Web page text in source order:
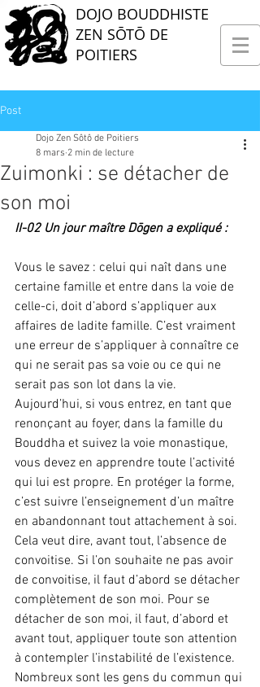
DOJO BOUDDHISTE
ZEN SŌTŌ DE
POITIERS
Post
Zuimonki : se détacher de
son moi
Dojo Zen Sôtô de Poitiers
8 mars 2 min de lecture
II-02 Un jour maître Dōgen a expliqué :
Vous le savez : celui qui naît dans une
certaine famille et entre dans la voie de
celle-ci, doit d’abord s’appliquer aux
affaires de ladite famille. C’est vraiment
une erreur de s’appliquer à connaître ce
qui ne serait pas sa voie ou ce qui ne
serait pas son lot dans la vie.
Aujourd’hui, si vous entrez, en tant que
renonçant au foyer, dans la famille du
Bouddha et suivez la voie monastique,
vous devez en apprendre toute l’activité
qui lui est propre. En protéger la forme,
c’est suivre l’enseignement d’un maître
en abandonnant tout attachement à soi.
Cela veut dire, avant tout, l’absence de
convoitise. Si l’on souhaite ne pas avoir
de convoitise, il faut d’abord se détacher
complètement de son moi. Pour se
détacher de son moi, il faut, d’abord et
avant tout, appliquer toute son attention
à contempler l’instabilité de l’existence.
Nombreux sont les gens du commun qui